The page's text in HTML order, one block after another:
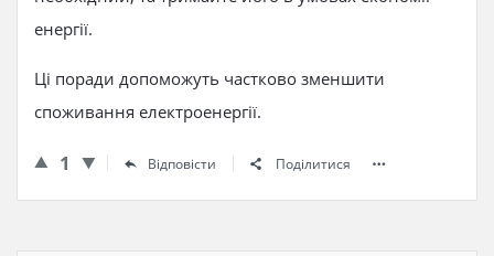
енергії.
Ці поради допоможуть частково зменшити
споживання електроенергії.
1 Відповісти Поділитися